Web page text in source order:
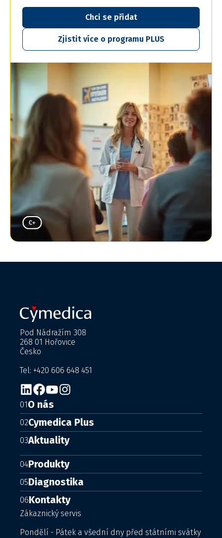
Chci se přidat
Zjistit více o programu PLUS
Pod Nádražím 308
268 01 Hořovice
Česko
Tel: +420 606 648 451
01O nás
02Cymedica Plus
03Aktuality
04Produkty
05Diagnostika
06Kontakty
Zákaznický servis
Pondělí - Pátek a všední dny před státními svátky